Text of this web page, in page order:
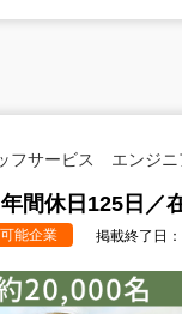
フサービス エンジニ
間休日125日／
能企業 掲載終了日